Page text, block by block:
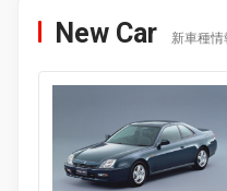
New Car 新車種情